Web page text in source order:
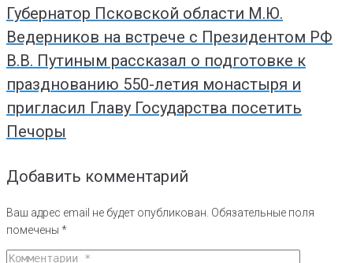
Губернатор Псковской области М.Ю.
Ведерников на встрече с Президентом РФ
В.В. Путиным рассказал о подготовке к
празднованию 550-летия монастыря и
пригласил Главу Государства посетить
Печоры
Добавить комментарий
Ваш адрес email не будет опубликован. Обязательные поля
помечены *